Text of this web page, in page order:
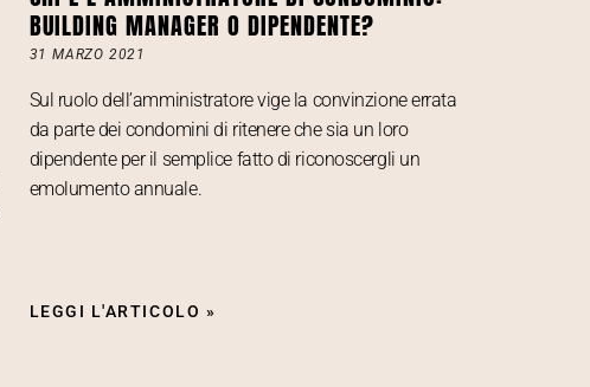
BUILDING MANAGER O DIPENDENTE?
31 MARZO 2021
Sul ruolo dell’amministratore vige la convinzione errata
da parte dei condomini di ritenere che sia un loro
dipendente per il semplice fatto di riconoscergli un
emolumento annuale.
LEGGI L'ARTICOLO »